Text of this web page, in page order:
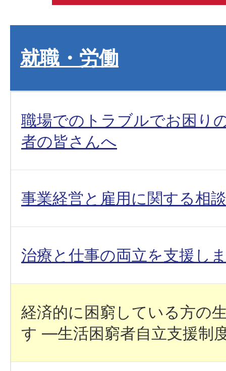
就職・労働
職場でのトラブルでお困り
者の皆さんへ
事業経営と雇用に関する相談
治療と仕事の両立を支援し
経済的に困窮している方の
す ―生活困窮者自立支援制